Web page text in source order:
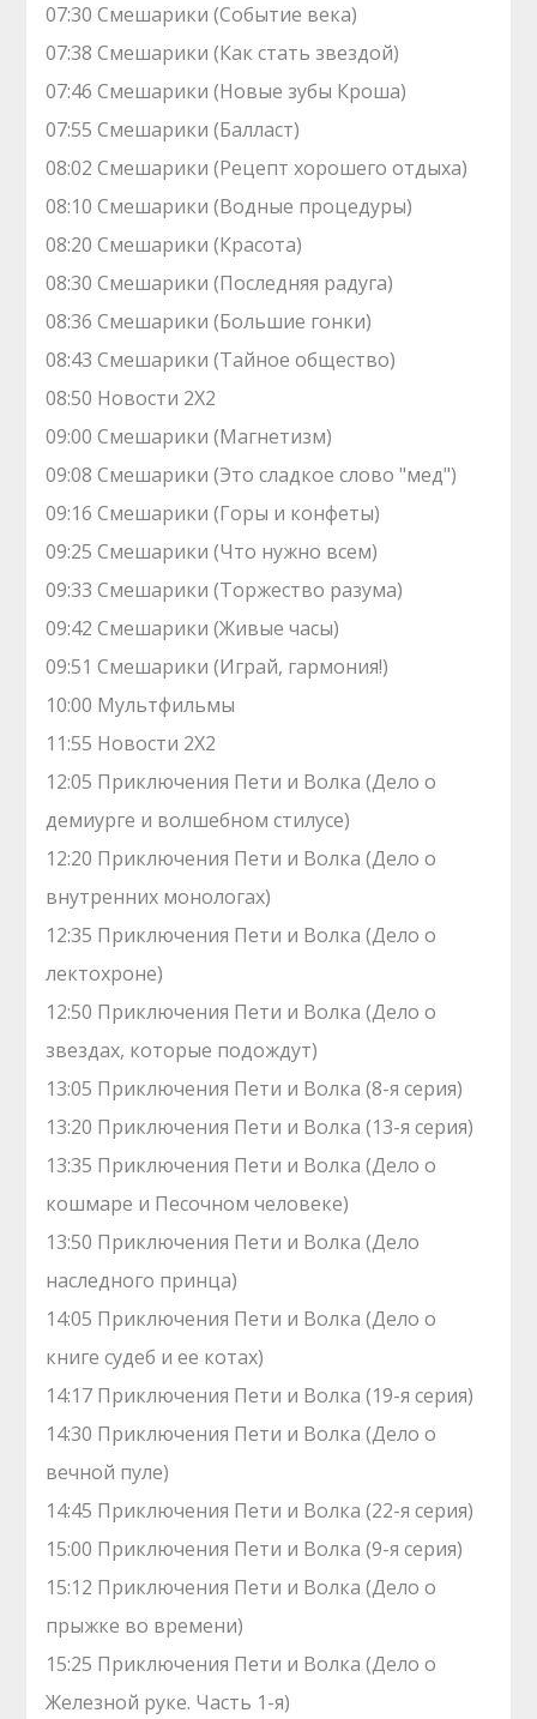
07:30 Смешарики (Событие века)
07:38 Смешарики (Как стать звездой)
07:46 Смешарики (Новые зубы Кроша)
07:55 Смешарики (Балласт)
08:02 Смешарики (Рецепт хорошего отдыха)
08:10 Смешарики (Водные процедуры)
08:20 Смешарики (Красота)
08:30 Смешарики (Последняя радуга)
08:36 Смешарики (Большие гонки)
08:43 Смешарики (Тайное общество)
08:50 Новости 2Х2
09:00 Смешарики (Магнетизм)
09:08 Смешарики (Это сладкое слово "мед")
09:16 Смешарики (Горы и конфеты)
09:25 Смешарики (Что нужно всем)
09:33 Смешарики (Торжество разума)
09:42 Смешарики (Живые часы)
09:51 Смешарики (Играй, гармония!)
10:00 Мультфильмы
11:55 Новости 2Х2
12:05 Приключения Пети и Волка (Дело о
демиурге и волшебном стилусе)
12:20 Приключения Пети и Волка (Дело о
внутренних монологах)
12:35 Приключения Пети и Волка (Дело о
лектохроне)
12:50 Приключения Пети и Волка (Дело о
звездах, которые подождут)
13:05 Приключения Пети и Волка (8-я серия)
13:20 Приключения Пети и Волка (13-я серия)
13:35 Приключения Пети и Волка (Дело о
кошмаре и Песочном человеке)
13:50 Приключения Пети и Волка (Дело
наследного принца)
14:05 Приключения Пети и Волка (Дело о
книге судеб и ее котах)
14:17 Приключения Пети и Волка (19-я серия)
14:30 Приключения Пети и Волка (Дело о
вечной пуле)
14:45 Приключения Пети и Волка (22-я серия)
15:00 Приключения Пети и Волка (9-я серия)
15:12 Приключения Пети и Волка (Дело о
прыжке во времени)
15:25 Приключения Пети и Волка (Дело о
Железной руке. Часть 1-я)